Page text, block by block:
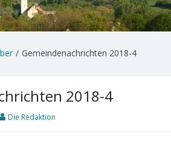
Gemeindenachrichten 2018-4
2018-4
Die Redaktion